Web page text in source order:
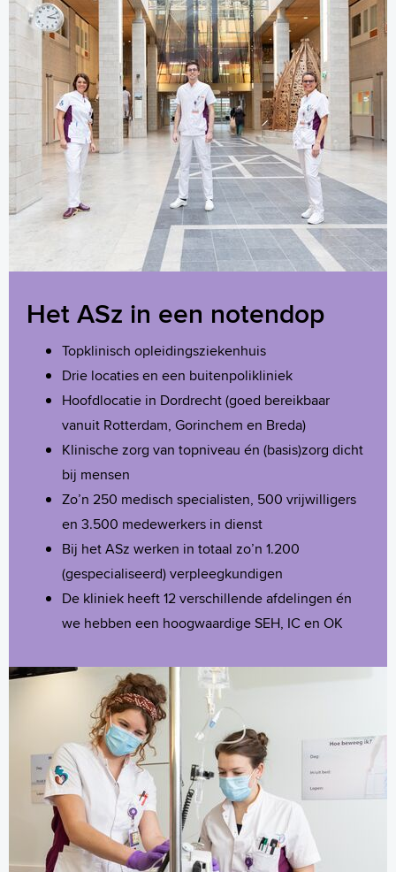
Het ASz in een notendop
Topklinisch opleidingsziekenhuis
Drie locaties en een buitenpolikliniek
Hoofdlocatie in Dordrecht (goed bereikbaar
vanuit Rotterdam, Gorinchem en Breda)
Klinische zorg van topniveau én (basis)zorg dicht
bij mensen
Zo’n 250 medisch specialisten, 500 vrijwilligers
en 3.500 medewerkers in dienst
Bij het ASz werken in totaal zo’n 1.200
(gespecialiseerd) verpleegkundigen
De kliniek heeft 12 verschillende afdelingen én
we hebben een hoogwaardige SEH, IC en OK